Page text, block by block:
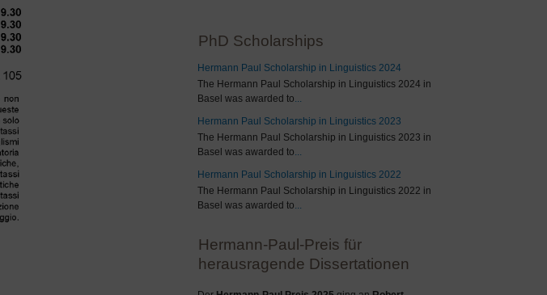
PhD Scholarships
Hermann Paul Scholarship in Linguistics 2024
The Hermann Paul Scholarship in Linguistics 2024 in
Basel was awarded to...
Hermann Paul Scholarship in Linguistics 2023
The Hermann Paul Scholarship in Linguistics 2023 in
Basel was awarded to...
Hermann Paul Scholarship in Linguistics 2022
The Hermann Paul Scholarship in Linguistics 2022 in
Basel was awarded to...
Hermann-Paul-Preis für
herausragende Dissertationen